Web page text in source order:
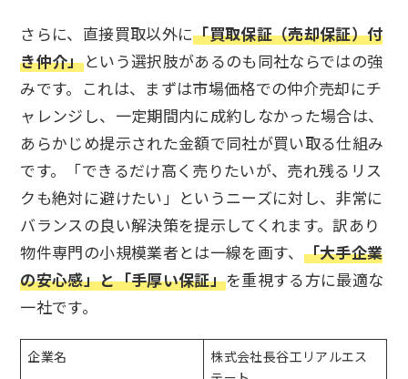
さらに、直接買取以外に「買取保証（売却保証）付
き仲介」という選択肢があるのも同社ならではの強
みです。これは、まずは市場価格での仲介売却にチ
ャレンジし、一定期間内に成約しなかった場合は、
あらかじめ提示された金額で同社が買い取る仕組み
です。「できるだけ高く売りたいが、売れ残るリス
クも絶対に避けたい」というニーズに対し、非常に
バランスの良い解決策を提示してくれます。訳あり
物件専門の小規模業者とは一線を画す、 「大手企業
の安心感」と「手厚い保証」を重視する方に最適な
一社です。
企業名
株式会社長谷工リアルエス